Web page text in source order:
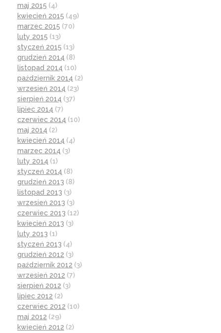
maj 2015 (4)
kwiecień 2015 (49)
marzec 2015 (70)
luty 2015 (13)
styczeń 2015 (13)
grudzień 2014 (8)
listopad 2014 (10)
październik 2014 (2)
wrzesień 2014 (23)
sierpień 2014 (37)
lipiec 2014 (7)
czerwiec 2014 (10)
maj 2014 (2)
kwiecień 2014 (4)
marzec 2014 (3)
luty 2014 (1)
styczeń 2014 (8)
grudzień 2013 (8)
listopad 2013 (3)
wrzesień 2013 (3)
czerwiec 2013 (12)
kwiecień 2013 (3)
luty 2013 (1)
styczeń 2013 (4)
grudzień 2012 (3)
październik 2012 (3)
wrzesień 2012 (7)
sierpień 2012 (3)
lipiec 2012 (2)
czerwiec 2012 (10)
maj 2012 (29)
kwiecień 2012 (2)